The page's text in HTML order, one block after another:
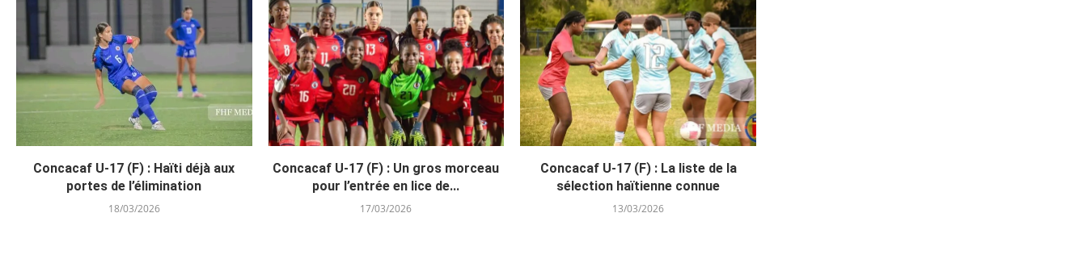
Concacaf U-17 (F) : Haïti déjà aux
portes de l’élimination
18/03/2026
Concacaf U-17 (F) : Un gros morceau
pour l’entrée en lice de...
17/03/2026
Concacaf U-17 (F) : La liste de la
sélection haïtienne connue
13/03/2026